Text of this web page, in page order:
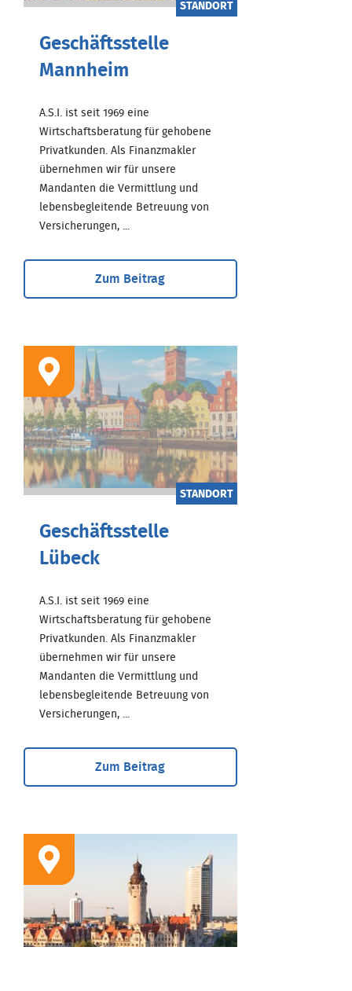
STANDORT
Geschäftsstelle
Mannheim
A.S.I. ist seit 1969 eine
Wirtschaftsberatung für gehobene
Privatkunden. Als Finanzmakler
übernehmen wir für unsere
Mandanten die Vermittlung und
lebensbegleitende Betreuung von
Versicherungen, ...
Zum Beitrag
STANDORT
Geschäftsstelle
Lübeck
A.S.I. ist seit 1969 eine
Wirtschaftsberatung für gehobene
Privatkunden. Als Finanzmakler
übernehmen wir für unsere
Mandanten die Vermittlung und
lebensbegleitende Betreuung von
Versicherungen, ...
Zum Beitrag